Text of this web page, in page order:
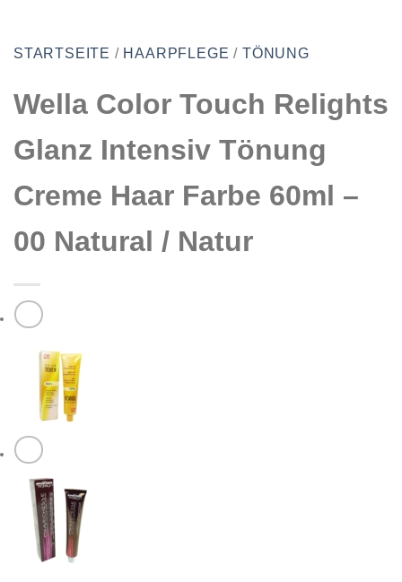
STARTSEITE / HAARPFLEGE / TÖNUNG
Wella Color Touch Relights
Glanz Intensiv Tönung
Creme Haar Farbe 60ml –
00 Natural / Natur